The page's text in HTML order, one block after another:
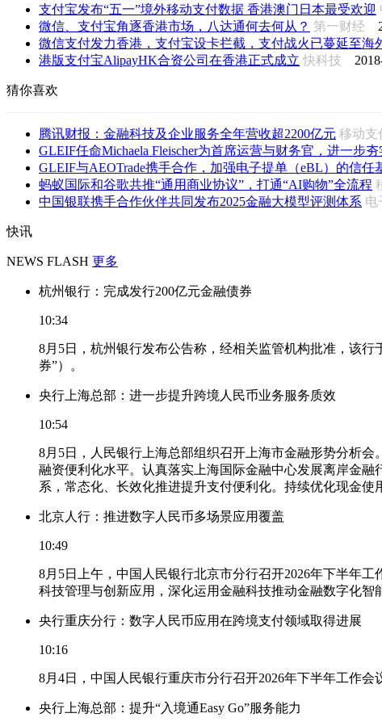
支付宝发布“五一”境外移动支付数据 香港澳门日本最受欢迎
微信、支付宝角逐香港市场，八达通何去何从？ 第一财经
微信支付发力香港，支付宝设卡拦截，支付战火已蔓延至海
港版支付宝AlipayHK合资公司在香港正式成立 快科技
猜你喜欢
腾讯财报：金融科技及企业服务全年营收超2200亿元 移动
GLEIF任命Michaela Fleischer为首席运营与财务官，进一步夯
GLEIF与AEOTrade携手合作，加强电子提单（eBL）的信任
蚂蚁国际和谷歌共推“通用商业协议”，打通“AI购物”全流程
中国银联携手合作伙伴共同发布2025金融大模型评测体系
快讯
NEWS FLASH 更多
杭州银行：完成发行200亿元金融债券
10:34
8月5日，杭州银行发布公告称，经相关监管机构批准，该
券”）。
央行上海总部：进一步提升跨境人民币业务服务质效
10:54
8月5日，人民银行上海总部组织召开上海市金融形势分析
融资便利化水平。认真落实上海国际金融中心发展离岸金
系，常态化、长效化推进提升支付便利化。持续优化现金
北京人行：推进数字人民币多场景应用覆盖
10:49
8月5日上午，中国人民银行北京市分行召开2026年下半年
科技管理与创新应用，深化运用金融科技推动金融数字化智
央行重庆分行：数字人民币应用在跨境支付领域取得进展
10:16
8月4日，中国人民银行重庆市分行召开2026年下半年工作会
央行上海总部：提升“入境通Easy Go”服务能力